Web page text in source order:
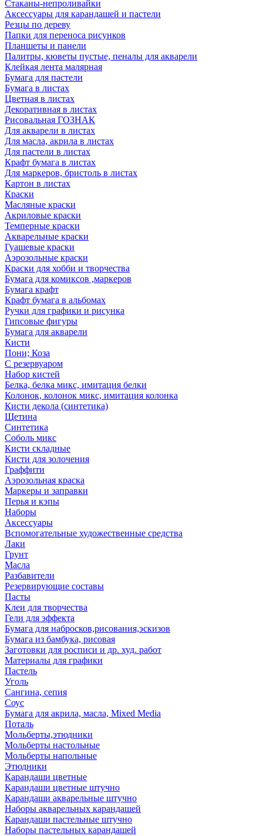
Стаканы-непроливайки
Аксессуары для карандашей и пастели
Резцы по дереву
Папки для переноса рисунков
Планшеты и панели
Палитры, кюветы пустые, пеналы для акварели
Клейкая лента малярная
Бумага для пастели
Бумага в листах
Цветная в листах
Декоративная в листах
Рисовальная ГОЗНАК
Для акварели в листах
Для масла, акрила в листах
Для пастели в листах
Крафт бумага в листах
Для маркеров, бристоль в листах
Картон в листах
Краски
Масляные краски
Акриловые краски
Темперные краски
Акварельные краски
Гуашевые краски
Аэрозольные краски
Краски для хобби и творчества
Бумага для комиксов ,маркеров
Бумага крафт
Крафт бумага в альбомах
Ручки для графики и рисунка
Гипсовые фигуры
Бумага для акварели
Кисти
Пони; Коза
С резервуаром
Набор кистей
Белка, белка микс, имитация белки
Колонок, колонок микс, имитация колонка
Кисти декола (синтетика)
Щетина
Синтетика
Соболь микс
Кисти складные
Кисти для золочения
Граффити
Аэрозольная краска
Маркеры и заправки
Перья и кэпы
Наборы
Аксессуары
Вспомогательные художественные средства
Лаки
Грунт
Масла
Разбавители
Резервирующие составы
Пасты
Клеи для творчества
Гели для эффекта
Бумага для набросков,рисования,эскизов
Бумага из бамбука, рисовая
Заготовки для росписи и др. худ. работ
Материалы для графики
Пастель
Уголь
Сангина, сепия
Соус
Бумага для акрила, масла, Mixed Media
Поталь
Мольберты,этюдники
Мольберты настольные
Мольберты напольные
Этюдники
Карандаши цветные
Карандаши цветные штучно
Карандаши акварельные штучно
Наборы акварельных карандашей
Карандаши пастельные штучно
Наборы пастельных карандашей